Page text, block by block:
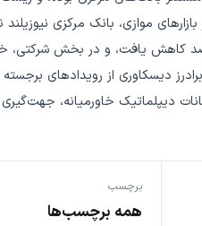
موازی، بانک مرکزی نیوزیلند
نگه داشت و دلار این کشور تضعیف شد، تورم بریتانیا مطابق انتظار به ۳ درصد کاهش یافت، و در بخش
دیسکاوری از رویدادهای برجسته
دیپلماتیک خاورمیانه، جهت‌گیری
برچسب
همه برچسب‌ها